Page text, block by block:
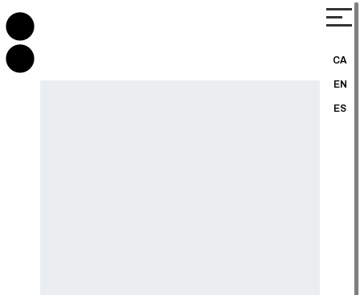
CA
EN
ES